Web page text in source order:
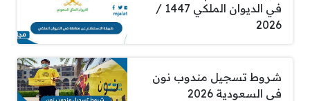
في الديوان الملكي 1447 /
2026
شروط تسجيل مندوب نون
في السعودية 2026